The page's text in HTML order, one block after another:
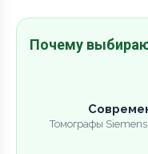
Почему
Томографы